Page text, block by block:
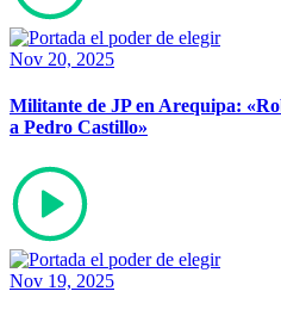
Nov 20, 2025
Militante de JP en Arequipa:
a Pedro Castillo»
Nov 19, 2025